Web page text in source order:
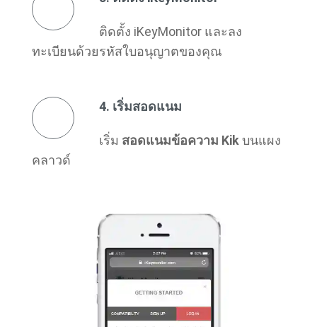
ติดตั้ง iKeyMonitor และลง
ทะเบียนด้วยรหัสใบอนุญาตของคุณ
4. เริ่มสอดแนม
เริ่ม สอดแนมข้อความ Kik บนแผง
คลาวด์